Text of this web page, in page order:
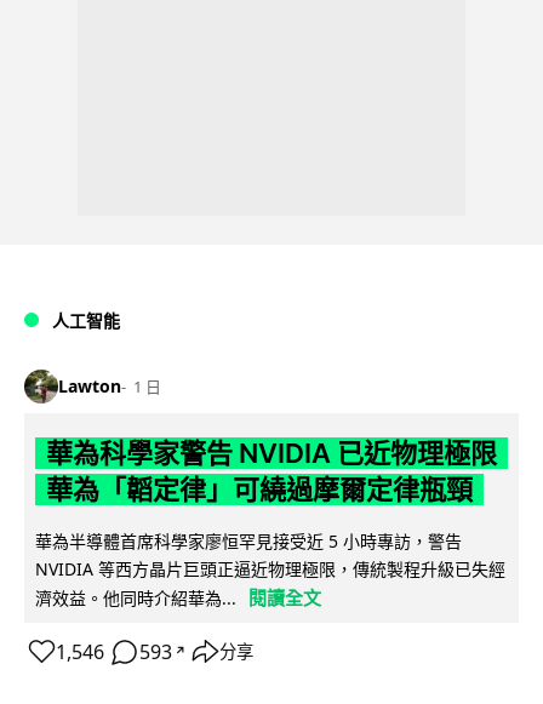
人工智能
Lawton 1 日
華為科學家警告 NVIDIA 已近物理極限
華為「韜定律」可繞過摩爾定律瓶頸
華為半導體首席科學家廖恒罕見接受近 5 小時專訪，警告
NVIDIA 等西方晶片巨頭正逼近物理極限，傳統製程升級已失經
濟效益。他同時介紹華為...
閱讀全文
1,546 593 ↗ 分享